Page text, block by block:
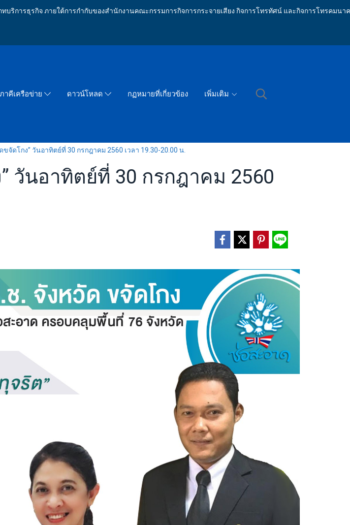
บริการธุรกิจ ภายใต้การกำกับของสำนักงานคณะกรรมการกิจการกระจายเสียง กิจการโทรทัศน์ และกิจการโทรคมนา
ภาคีเครือข่าย ดาวน์โหลด กฏหมายที่เกี่ยวข้อง เพิ่มเติม
ขจัดโกง” วันอาทิตย์ที่ 30 กรกฎาคม 2560 เวลา 19.30-20.00 น.
วันอาทิตย์ที่ 30 กรกฎาคม 2560